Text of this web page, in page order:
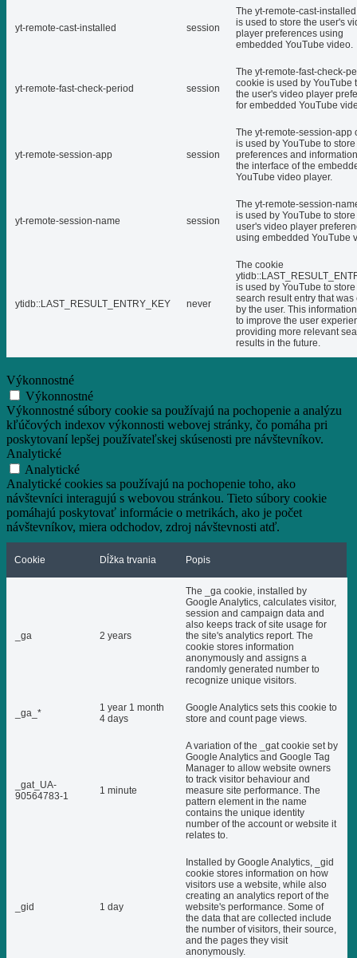
yt-remote-cast-installed session
The yt-remote-cast-
is used to store the user's
player preferences using
embedded YouTube video.
yt-remote-fast-check-period session
The yt-remote-fast-check-
cookie is used by YouTube
the user's video player
for embedded YouTube
yt-remote-session-app session
The yt-remote-session-app
is used by YouTube to
preferences and
the interface of the
YouTube video player.
yt-remote-session-name session
The yt-remote-session-
is used by YouTube to
user's video player
using embedded YouTube
ytidb::LAST_RESULT_ENTRY_KEY never
The cookie
is used by YouTube to
search result entry that was
by the user. This
to improve the user
providing more relevant
results in the future.
Výkonnostné
Výkonnostné
Výkonnostné súbory cookie sa používajú na pochopenie a analýzu
kľúčových indexov výkonnosti webovej stránky, čo pomáha pri
poskytovaní lepšej používateľskej skúsenosti pre návštevníkov.
Analytické
Analytické
Analytické cookies sa používajú na pochopenie toho, ako
návštevníci interagujú s webovou stránkou. Tieto súbory cookie
pomáhajú poskytovať informácie o metrikách, ako je počet
návštevníkov, miera odchodov, zdroj návštevnosti atď.
Cookie Dĺžka trvania Popis
_ga 2 years
The _ga cookie, installed by
Google Analytics, calculates visitor,
session and campaign data and
also keeps track of site usage for
the site's analytics report. The
cookie stores information
anonymously and assigns a
randomly generated number to
recognize unique visitors.
_ga_*
1 year 1 month
4 days
Google Analytics sets this cookie to
store and count page views.
_gat_UA-
90564783-1
1 minute
A variation of the _gat cookie set by
Google Analytics and Google Tag
Manager to allow website owners
to track visitor behaviour and
measure site performance. The
pattern element in the name
contains the unique identity
number of the account or website it
relates to.
_gid 1 day
Installed by Google Analytics, _gid
cookie stores information on how
visitors use a website, while also
creating an analytics report of the
website's performance. Some of
the data that are collected include
the number of visitors, their source,
and the pages they visit
anonymously.